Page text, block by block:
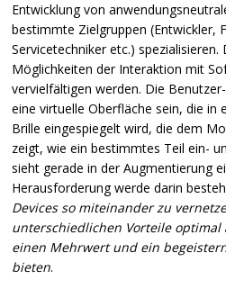
Entwicklung von
bestimmte Zielgruppen (Entwickler,
Servicetechniker etc.)
Möglichkeiten der Interaktion mit
vervielfältigen werden. Die
eine virtuelle Oberfläche sein, die in
Brille eingespiegelt wird, die dem
zeigt, wie ein bestimmtes Teil ein-
sieht gerade in der Augmentierung
Herausforderung werde darin
Devices so miteinander zu
unterschiedlichen Vorteile
einen Mehrwert und ein
bieten.